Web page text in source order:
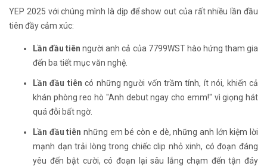
YEP 2025 với chúng mình là dịp để show out của rất nhiều lần đầu
tiên đầy cảm xúc:
Lần đầu tiên người anh cả của 7799WST hào hứng tham gia
đến ba tiết mục văn nghệ.
Lần đầu tiên có những người vốn trầm tính, ít nói, khiến cả
khán phòng reo hò "Anh debut ngay cho emm!" vì giọng hát
quá đỗi bất ngờ.
Lần đầu tiên những em bé còn e dè, những anh lớn kiệm lời
mạnh dạn trải lòng trong chiếc clip nhỏ xinh, có đoạn đáng
yêu đến bật cười, có đoạn lại sâu lắng chạm đến tận đáy